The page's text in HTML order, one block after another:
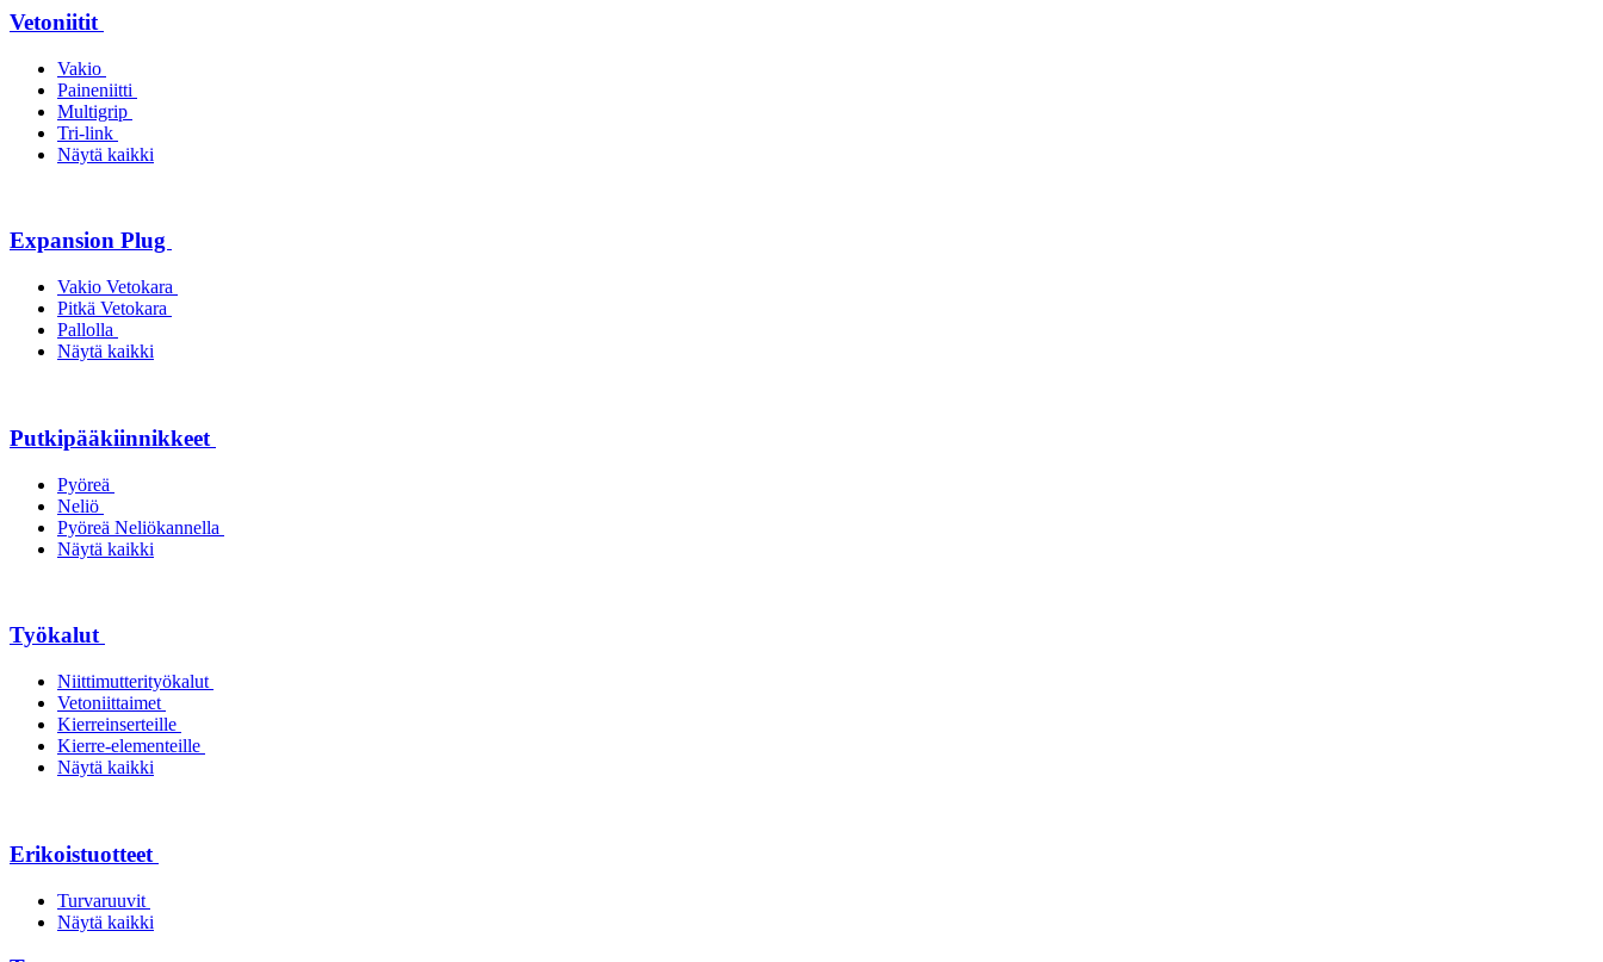
Vetoniitit
Vakio
Paineniitti
Multigrip
Tri-link
Näytä kaikki
Expansion Plug
Vakio Vetokara
Pitkä Vetokara
Pallolla
Näytä kaikki
Putkipääkiinnikkeet
Pyöreä
Neliö
Pyöreä Neliökannella
Näytä kaikki
Työkalut
Niittimutterityökalut
Vetoniittaimet
Kierreinserteille
Kierre-elementeille
Näytä kaikki
Erikoistuotteet
Turvaruuvit
Näytä kaikki